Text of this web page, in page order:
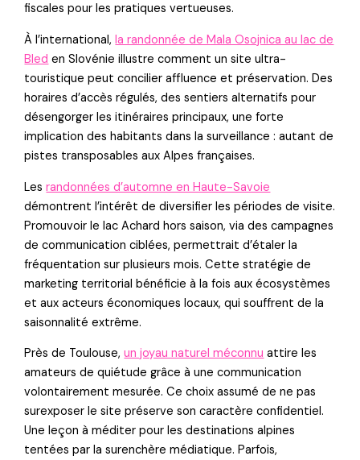
fiscales pour les pratiques vertueuses.
À l’international,la randonnée de Mala Osojnica au lac de
Bled en Slovénie illustre comment un site ultra-
touristique peut concilier affluence et préservation. Des
horaires d’accès régulés, des sentiers alternatifs pour
désengorger les itinéraires principaux, une forte
implication des habitants dans la surveillance : autant de
pistes transposables aux Alpes françaises.
Lesrandonnées d’automne en Haute-Savoie
démontrent l’intérêt de diversifier les périodes de visite.
Promouvoir le lac Achard hors saison, via des campagnes
de communication ciblées, permettrait d’étaler la
fréquentation sur plusieurs mois. Cette stratégie de
marketing territorial bénéficie à la fois aux écosystèmes
et aux acteurs économiques locaux, qui souffrent de la
saisonnalité extrême.
Près de Toulouse,un joyau naturel méconnu attire les
amateurs de quiétude grâce à une communication
volontairement mesurée. Ce choix assumé de ne pas
surexposer le site préserve son caractère confidentiel.
Une leçon à méditer pour les destinations alpines
tentées par la surenchère médiatique. Parfois,